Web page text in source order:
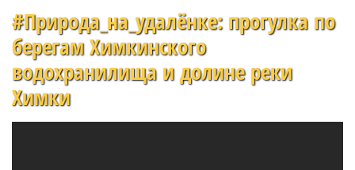
#Природа_на_удалёнке: прогулка по
берегам Химкинского
водохранилища и долине реки
Химки